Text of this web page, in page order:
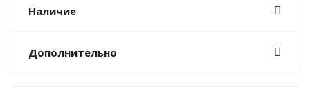
Наличие
Дополнительно